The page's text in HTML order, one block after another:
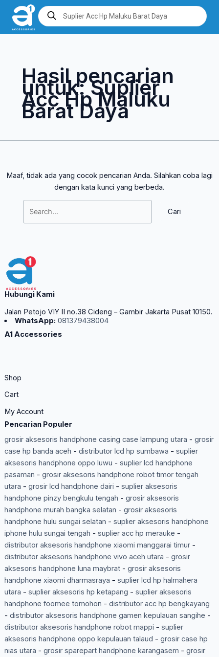
Lewati
konten
Products
search
Hasil pencarian
untuk:Suplier
Acc Hp Maluku
Barat Daya
Maaf, tidak ada yang cocok pencarian Anda. Silahkan coba lagi
dengan kata kunci yang berbeda.
Cari
untuk:
Hubungi Kami
Jalan Petojo VIY II no.38 Cideng – Gambir Jakarta Pusat 10150.
WhatsApp: 081379438004
A1 Accessories
Shop
Cart
My Account
Pencarian Populer
grosir aksesoris handphone casing case lampung utara - grosir
case hp banda aceh - distributor lcd hp sumbawa - suplier
aksesoris handphone oppo luwu - suplier lcd handphone
pasaman - grosir aksesoris handphone robot timor tengah
utara - grosir lcd handphone dairi - suplier aksesoris
handphone pinzy bengkulu tengah - grosir aksesoris
handphone murah bangka selatan - grosir aksesoris
handphone hulu sungai selatan - suplier aksesoris handphone
iphone hulu sungai tengah - suplier acc hp merauke -
distributor aksesoris handphone xiaomi manggarai timur-
distributor aksesoris handphone vivo aceh utara - grosir
aksesoris handphone luna maybrat- grosir aksesoris
handphone xiaomi dharmasraya - suplier lcd hp halmahera
utara - suplier aksesoris hp ketapang - suplier aksesoris
handphone foomee tomohon - distributor acc hp bengkayang
- distributor aksesoris handphone gamen kepulauan sangihe -
distributor aksesoris handphone robot mappi - suplier
aksesoris handphone oppo kepulauan talaud - grosir case hp
nias utara - grosir sparepart handphone karangasem - grosir